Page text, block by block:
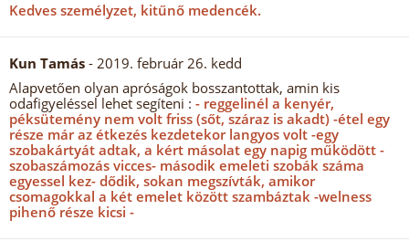
Kedves személyzet, kitűnő medencék.
Kun Tamás - 2019. február 26. kedd
Alapvetően olyan apróságok bosszantottak, amin kis
odafigyeléssel lehet segíteni : - reggelinél a kenyér,
péksütemény nem volt friss (sőt, száraz is akadt) -étel egy
része már az étkezés kezdetekor langyos volt -egy
szobakártyát adtak, a kért másolat egy napig működött -
szobaszámozás vicces- második emeleti szobák száma
egyessel kez- dődik, sokan megszívták, amikor
csomagokkal a két emelet között szambáztak -welness
pihenő része kicsi -